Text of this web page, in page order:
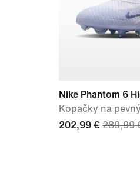
Nike Phantom 6
Kopačky na
202,99 € 289,99